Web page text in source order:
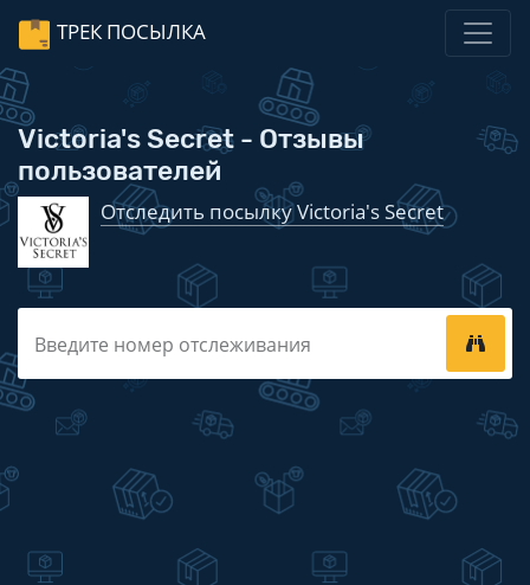
ТРЕК ПОСЫЛКА
Victoria's Secret - Отзывы
пользователей
Отследить посылку Victoria's Secret